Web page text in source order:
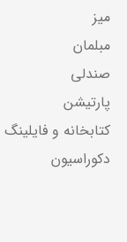
میز
مبلمان
صندلی
پارتیشن
کتابخانه و فایلینگ
دکوراسیون